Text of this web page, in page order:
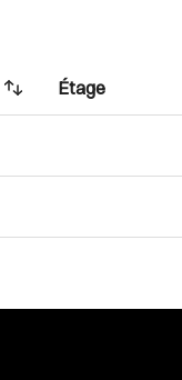
Étage